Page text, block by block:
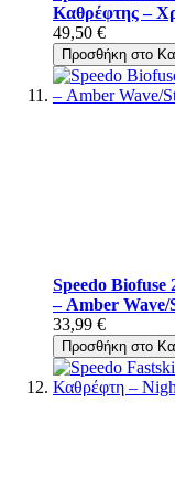
Καθρέφτης –
49,50 €
Προσθήκη στο
Speedo
– Amber Wave/
33,99 €
Προσθήκη στο